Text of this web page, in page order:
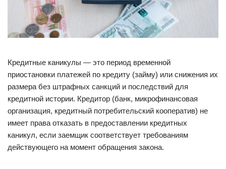
Кредитные каникулы — это период временной
приостановки платежей по кредиту (займу) или снижения их
размера без штрафных санкций и последствий для
кредитной истории. Кредитор (банк, микрофинансовая
организация, кредитный потребительский кооператив) не
имеет права отказать в предоставлении кредитных
каникул, если заемщик соответствует требованиям
действующего на момент обращения закона.